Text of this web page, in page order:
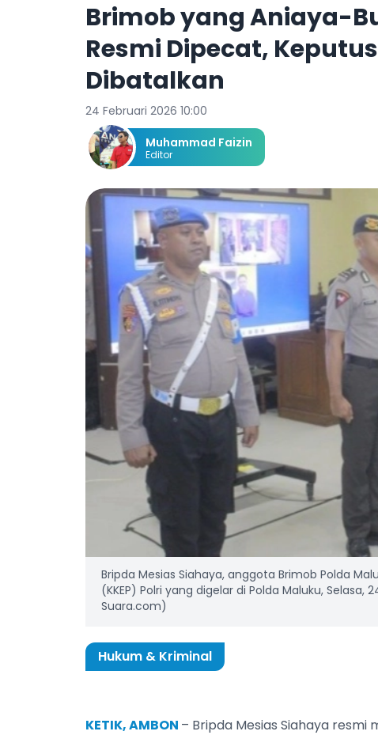
Brimob yang Aniaya-
Resmi Dipecat,
Dibatalkan
24 Februari 2026 10:00
Muhammad Faizin
Editor
Bripda Mesias Siahaya, anggota Brimob Polda
(KKEP) Polri yang digelar di Polda Maluku, Selasa,
Suara.com)
Hukum & Kriminal
KETIK, AMBON – Bripda Mesias Siahaya